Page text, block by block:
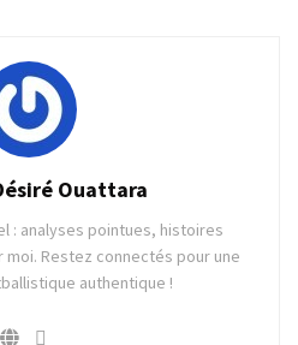
Ouattara
: analyses pointues, histoires
Restez connectés pour une
authentique !